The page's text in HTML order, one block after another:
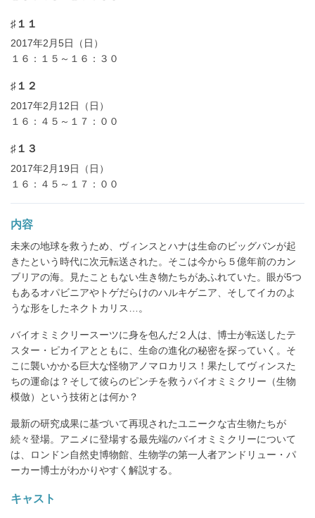
♯１１
2017年2月5日（日）
１６：１５～１６：３０
♯１２
2017年2月12日（日）
１６：４５～１７：００
♯１３
2017年2月19日（日）
１６：４５～１７：００
内容
未来の地球を救うため、ヴィンスとハナは生命のビッグバンが起
きたという時代に次元転送された。そこは今から５億年前のカン
ブリアの海。見たこともない生き物たちがあふれていた。眼が5つ
もあるオパビニアやトゲだらけのハルキゲニア、そしてイカのよ
うな形をしたネクトカリス…。
バイオミミクリースーツに身を包んだ２人は、博士が転送したテ
スター・ピカイアとともに、生命の進化の秘密を探っていく。そ
こに襲いかかる巨大な怪物アノマロカリス！果たしてヴィンスた
ちの運命は？そして彼らのピンチを救うバイオミミクリー（生物
模倣）という技術とは何か？
最新の研究成果に基づいて再現されたユニークな古生物たちが
続々登場。アニメに登場する最先端のバイオミミクリーについて
は、ロンドン自然史博物館、生物学の第一人者アンドリュー・パ
ーカー博士がわかりやすく解説する。
キャスト